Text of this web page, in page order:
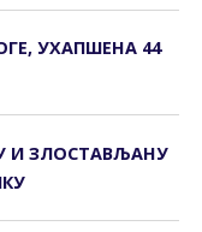
УХАПШЕНА 44
И ЗЛОСТАВЉАНУ